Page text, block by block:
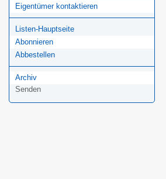
Eigentümer kontaktieren
Listen-Hauptseite
Abonnieren
Abbestellen
Archiv
Senden